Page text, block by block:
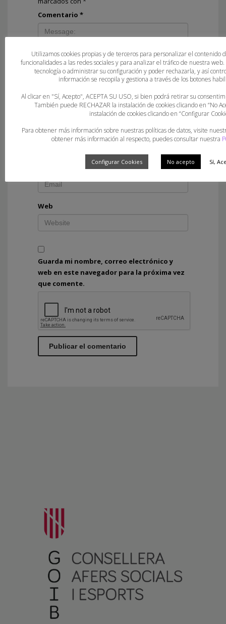
Comentario *
Nombre*
Correo electrónico*
Web
Guarda mi nombre, correo electrónico y
web en este navegador para la próxima vez
que comente.
Utilizamos cookies propias y de terceros para personalizar el contenido
funcionalidades a las redes sociales y para analizar el tráfico de nuestra
tecnología o administrar su configuración y poder rechazarla, y así
información se recopila y gestiona a través de los botones
Al clicar en "Sí, Acepto", ACEPTA SU USO, si bien podrá retirar su
También puede RECHAZAR la instalación de cookies clicando en “No
instalación de cookies clicando en “Configurar
Para obtener más información sobre nuestras políticas de datos, visite
obtener más información al respecto, puedes consultar nuestra
Configurar Cookies No acepto Sí,